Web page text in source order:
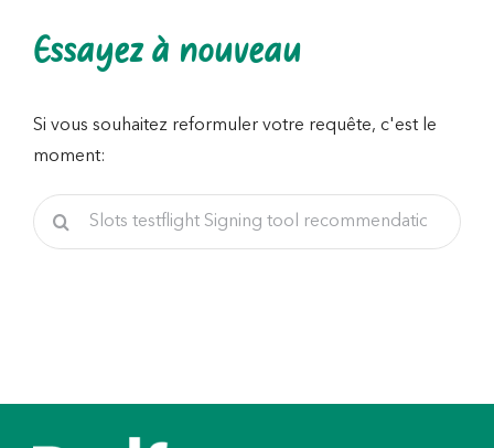
Essayez à nouveau
Si vous souhaitez reformuler votre requête, c'est le
moment:
Rechercher